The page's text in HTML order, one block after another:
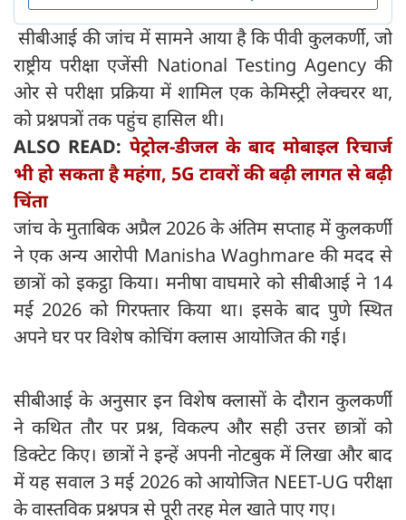
सीबीआई की जांच में सामने आया है कि पीवी कुलकर्णी, जो
राष्ट्रीय परीक्षा एजेंसी National Testing Agency की
ओर से परीक्षा प्रक्रिया में शामिल एक केमिस्ट्री लेक्चरर था,
को प्रश्नपत्रों तक पहुंच हासिल थी।
ALSO READ: पेट्रोल-डीजल के बाद मोबाइल रिचार्ज
भी हो सकता है महंगा, 5G टावरों की बढ़ी लागत से बढ़ी
चिंता
जांच के मुताबिक अप्रैल 2026 के अंतिम सप्ताह में कुलकर्णी
ने एक अन्य आरोपी Manisha Waghmare की मदद से
छात्रों को इकट्ठा किया। मनीषा वाघमारे को सीबीआई ने 14
मई 2026 को गिरफ्तार किया था। इसके बाद पुणे स्थित
अपने घर पर विशेष कोचिंग क्लास आयोजित की गई।
सीबीआई के अनुसार इन विशेष क्लासों के दौरान कुलकर्णी
ने कथित तौर पर प्रश्न, विकल्प और सही उत्तर छात्रों को
डिक्टेट किए। छात्रों ने इन्हें अपनी नोटबुक में लिखा और बाद
में यह सवाल 3 मई 2026 को आयोजित NEET-UG परीक्षा
के वास्तविक प्रश्नपत्र से पूरी तरह मेल खाते पाए गए।